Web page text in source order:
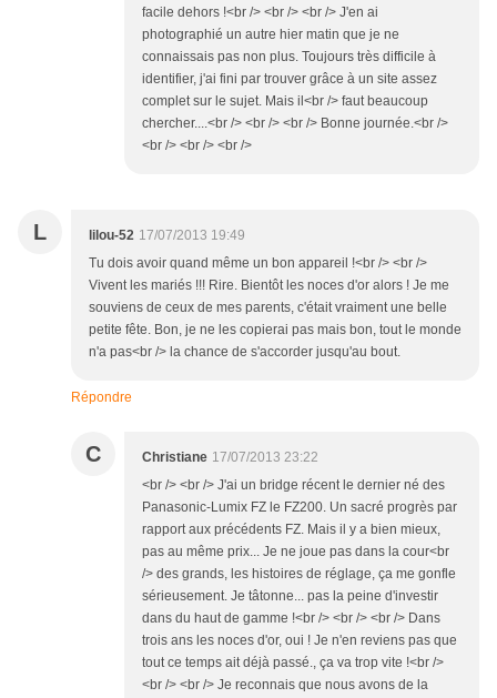
facile dehors !<br /> <br /> <br /> J'en ai
photographié un autre hier matin que je ne
connaissais pas non plus. Toujours très difficile à
identifier, j'ai fini par trouver grâce à un site assez
complet sur le sujet. Mais il<br /> faut beaucoup
chercher....<br /> <br /> <br /> Bonne journée.<br />
<br /> <br /> <br />
L lilou-52 17/07/2013 19:49
Tu dois avoir quand même un bon appareil !<br /> <br />
Vivent les mariés !!! Rire. Bientôt les noces d'or alors ! Je me
souviens de ceux de mes parents, c'était vraiment une belle
petite fête. Bon, je ne les copierai pas mais bon, tout le monde
n'a pas<br /> la chance de s'accorder jusqu'au bout.
Répondre
C Christiane 17/07/2013 23:22
<br /> <br /> J'ai un bridge récent le dernier né des
Panasonic-Lumix FZ le FZ200. Un sacré progrès par
rapport aux précédents FZ. Mais il y a bien mieux,
pas au même prix... Je ne joue pas dans la cour<br
/> des grands, les histoires de réglage, ça me gonfle
sérieusement. Je tâtonne... pas la peine d'investir
dans du haut de gamme !<br /> <br /> <br /> Dans
trois ans les noces d'or, oui ! Je n'en reviens pas que
tout ce temps ait déjà passé., ça va trop vite !<br />
<br /> <br /> Je reconnais que nous avons de la